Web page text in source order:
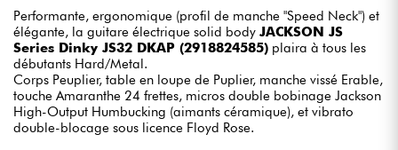
Performante, ergonomique (profil de manche "Speed Neck") et
élégante, la guitare électrique solid body JACKSON JS
Series Dinky JS32 DKAP (2918824585) plaira à tous les
débutants Hard/Metal.
Corps Peuplier, table en loupe de Puplier, manche vissé Erable,
touche Amaranthe 24 frettes, micros double bobinage Jackson
High-Output Humbucking (aimants céramique), et vibrato
double-blocage sous licence Floyd Rose.